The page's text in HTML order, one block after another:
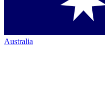
Australia